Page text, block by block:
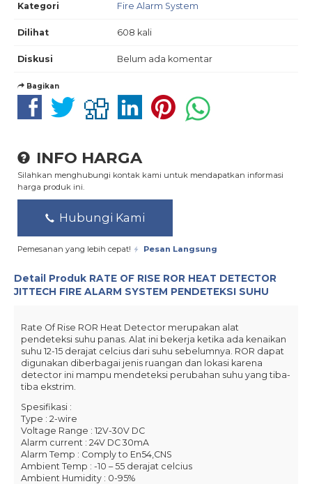
Kategori Fire Alarm System
Dilihat 608 kali
Diskusi Belum ada komentar
Bagikan
INFO HARGA
Silahkan menghubungi kontak kami untuk mendapatkan informasi
harga produk ini.
Hubungi Kami
Pemesanan yang lebih cepat! Pesan Langsung
Detail Produk RATE OF RISE ROR HEAT DETECTOR
JITTECH FIRE ALARM SYSTEM PENDETEKSI SUHU
Rate Of Rise ROR Heat Detector merupakan alat
pendeteksi suhu panas. Alat ini bekerja ketika ada kenaikan
suhu 12-15 derajat celcius dari suhu sebelumnya. ROR dapat
digunakan diberbagai jenis ruangan dan lokasi karena
detector ini mampu mendeteksi perubahan suhu yang tiba-
tiba ekstrim.
Spesifikasi :
Type : 2-wire
Voltage Range : 12V-30V DC
Alarm current : 24V DC 30mA
Alarm Temp : Comply to En54,CNS
Ambient Temp : -10 – 55 derajat celcius
Ambient Humidity : 0-95%